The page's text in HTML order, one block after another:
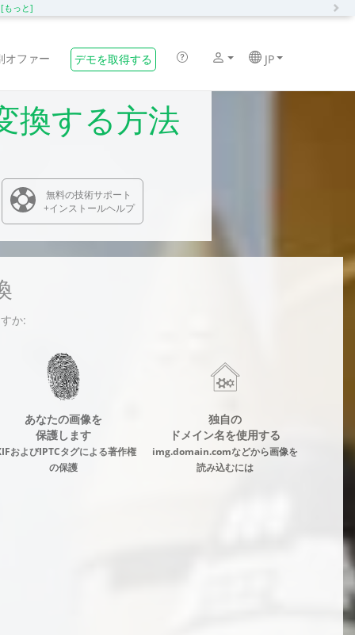
[もっと]
オファー デモを取得する JP
換する方法
無料の技術サポート
+インストールヘルプ
か:
あなたの画像を
保護します
およびIPTCタグによる著作権
の保護
独自の
ドメイン名を使用する
img.domain.comなどから画像を
読み込むには